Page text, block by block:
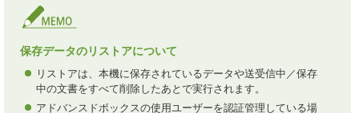
保存データのリストアについて
リストアは、本機に保存されているデータや送受信中／保存
中の文書をすべて削除したあとで実行されます。
アドバンスドボックスの使用ユーザーを認証管理している場